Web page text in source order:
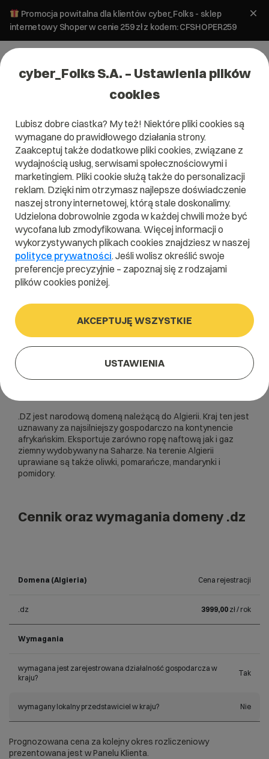
Promocja powitalna dla klientów cyber_Folks - sklep
internetowy Shoper w cenie 259 zł z kodem: CFSHOPER259
Domena .dz
Zarejestruj adres www z domeną Algierii
.dz
Szukaj
.DZ jest narodową domeną należącą do Algierii. Kraj ten jest
uznawany za najsilniejszy gospodarczo na kontynencie
afrykańskim. Eksportuje zarówno ropę naftową jak i gaz
ziemny wydobywany na Saharze. Na terenie Algierii
uprawiane są także oliwki, pomarańcze, mandarynki i
pomidory.
Cennik oraz wymagania domeny .dz
Domena (Algieria) Cena rejestracji
.dz 3999,00 zł / rok
Wymagania
wymagana jest zarejestrowana działalność gospodarcza w
kraju?
Tak
wymagany lokalny przedstawiciel w kraju? Nie
Prognozowana cena za kolejny okres rozliczeniowy
prezentowana jest w Panelu Klienta.
cyber_Folks S.A. – Ustawienia plików
cookies
Lubisz dobre ciastka? My też! Niektóre pliki cookies są
wymagane do prawidłowego działania strony.
Zaakceptuj także dodatkowe pliki cookies, związane z
wydajnością usług, serwisami społecznościowymi i
marketingiem. Pliki cookie służą także do personalizacji
reklam. Dzięki nim otrzymasz najlepsze doświadczenie
naszej strony internetowej, którą stale doskonalimy.
Udzielona dobrowolnie zgoda w każdej chwili może być
wycofana lub zmodyfikowana. Więcej informacji o
wykorzystywanych plikach cookies znajdziesz w naszej
polityce prywatności. Jeśli wolisz określić swoje
preferencje precyzyjnie – zapoznaj się z rodzajami
plików cookies poniżej.
AKCEPTUJĘ WSZYSTKIE
USTAWIENIA